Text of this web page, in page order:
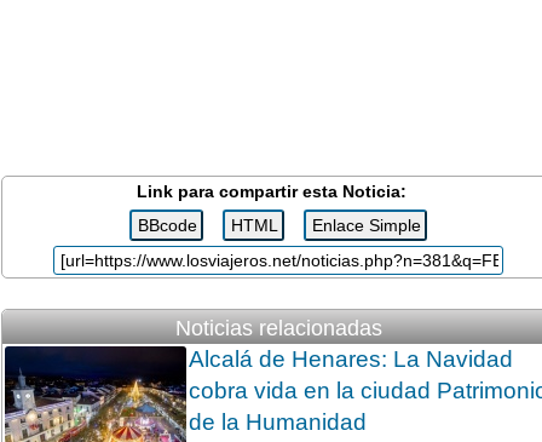
Link para compartir esta Noticia:
Noticias relacionadas
Alcalá de Henares: La Navidad
cobra vida en la ciudad
de la Humanidad